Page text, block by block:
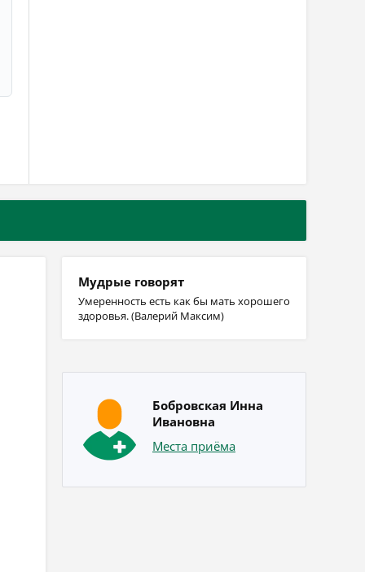
Мудрые говорят
Умеренность есть как бы мать хорошего
здоровья. (Валерий Максим)
Бобровская Инна
Ивановна
Места приёма